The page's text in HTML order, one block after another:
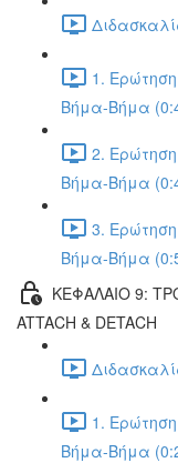
1.
Βήμα-Βήμα
2.
Βήμα-Βήμα
3.
Βήμα-Βήμα
ΚΕΦΑΛΑΙΟ 9:
ATTACH & DETACH
1.
Βήμα-Βήμα